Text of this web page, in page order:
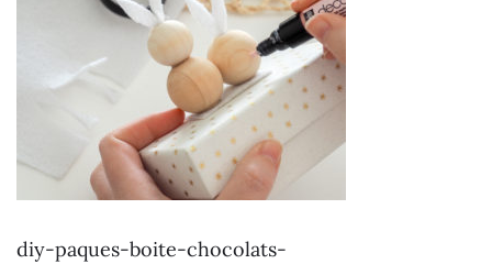
diy-paques-boite-chocolats-